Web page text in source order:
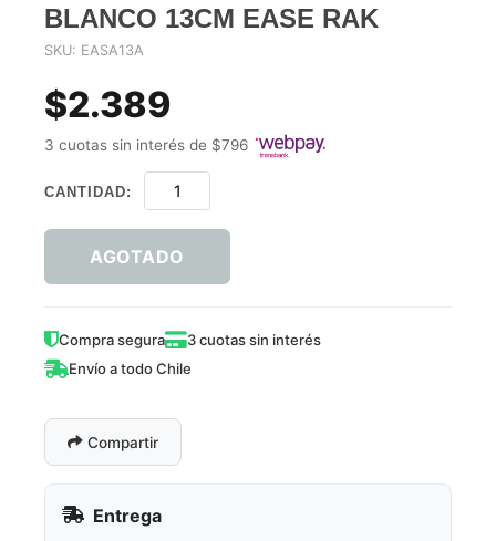
BLANCO 13CM EASE RAK
SKU: EASA13A
$2.389
3 cuotas sin interés de $796
CANTIDAD:
AGOTADO
Compra segura
3 cuotas sin interés
Envío a todo Chile
Compartir
Entrega